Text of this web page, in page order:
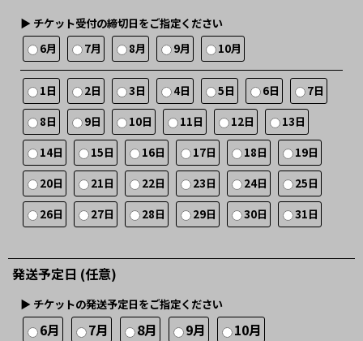
▶︎ チケット受付の締切日をご指定ください
6月
7月 8月 9月 10月
1日 2日 3日 4日 5日 6日
7日
8日
9日 10日 11日 12日
13日
14日
15日 16日 17日 18日
19日
20日
21日 22日 23日 24日
25日
26日
27日 28日 29日 30日 31日
発送予定日 (任意)
▶︎ チケットの発送予定日をご指定ください
6月 7月 8月 9月 10月